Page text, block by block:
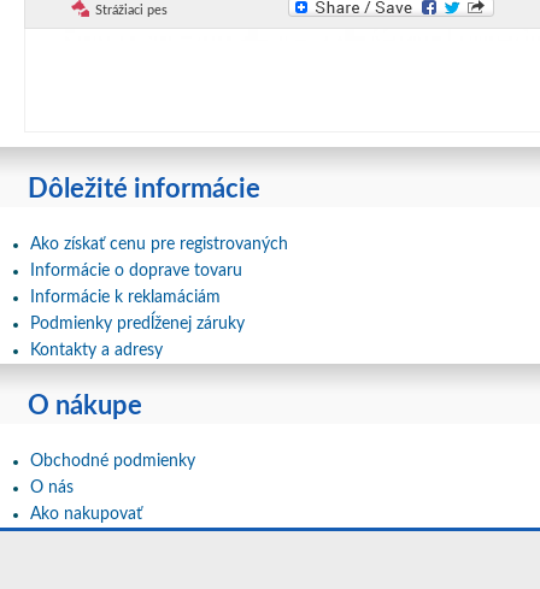
Strážiaci pes
Dôležité informácie
Ako získať cenu pre registrovaných
Informácie o doprave tovaru
Informácie k reklamáciám
Podmienky predĺženej záruky
Kontakty a adresy
O nákupe
Obchodné podmienky
O nás
Ako nakupovať